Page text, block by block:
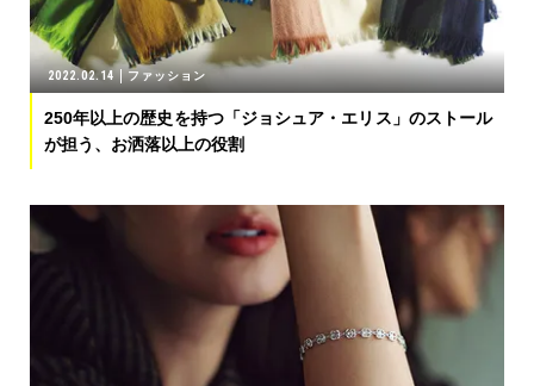
2022.02.14 ファッション
250年以上の歴史を持つ「ジョシュア・エリス」のストール
が担う、お洒落以上の役割